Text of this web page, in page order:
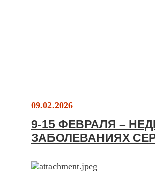
09.02.2026
9-15 ФЕВРАЛЯ –
ЗАБОЛЕВАНИЯХ